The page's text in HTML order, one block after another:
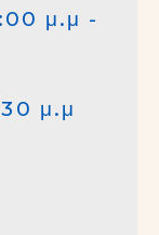
μ.μ -
μ.μ